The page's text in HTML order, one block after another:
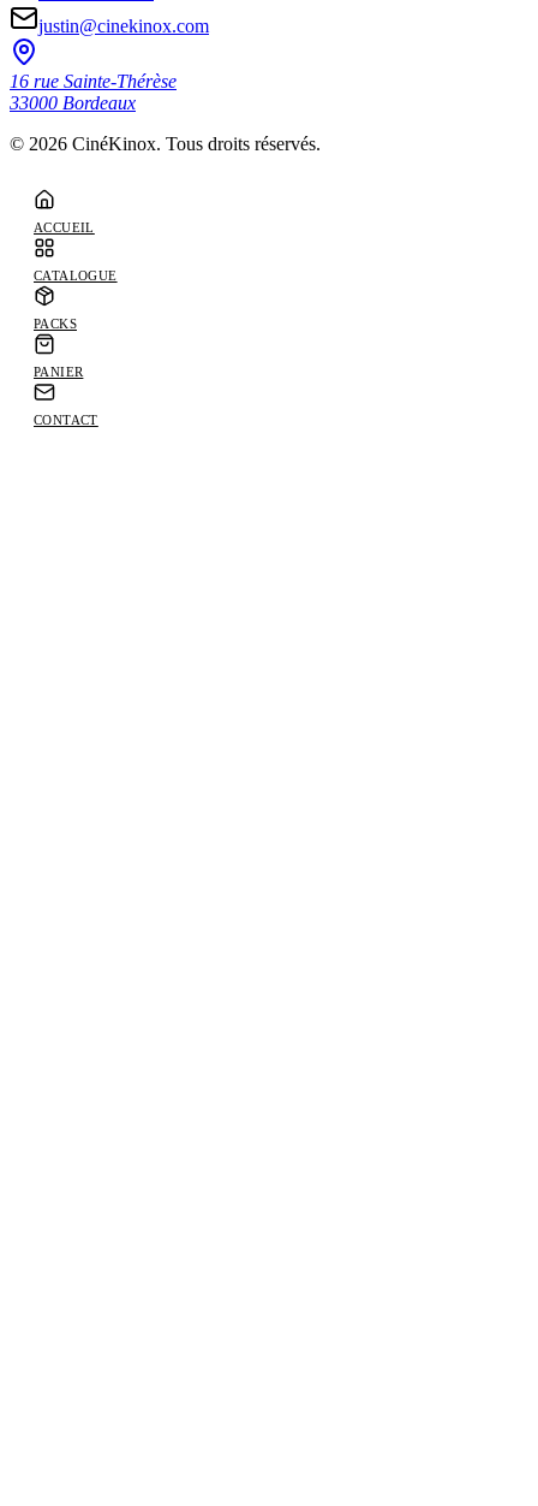
justin@cinekinox.com
16 rue Sainte-Thérèse
33000 Bordeaux
© 2026 CinéKinox. Tous droits réservés.
ACCUEIL
CATALOGUE
PACKS
PANIER
CONTACT